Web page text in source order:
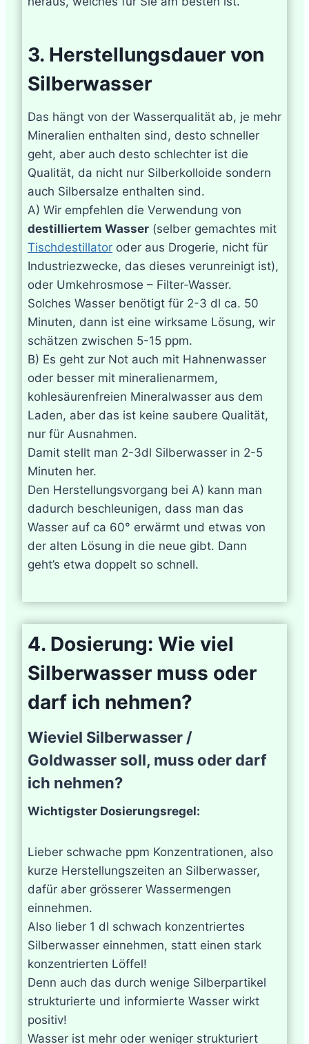
3. Herstellungsdauer von
Silberwasser
Das hängt von der Wasserqualität ab, je mehr
Mineralien enthalten sind, desto schneller
geht, aber auch desto schlechter ist die
Qualität, da nicht nur Silberkolloide sondern
auch Silbersalze enthalten sind.
A) Wir empfehlen die Verwendung von
destilliertem Wasser (selber gemachtes mit
Tischdestillator oder aus Drogerie, nicht für
Industriezwecke, das dieses verunreinigt ist),
oder Umkehrosmose – Filter-Wasser.
Solches Wasser benötigt für 2-3 dl ca. 50
Minuten, dann ist eine wirksame Lösung, wir
schätzen zwischen 5-15 ppm.
B) Es geht zur Not auch mit Hahnenwasser
oder besser mit mineralienarmem,
kohlesäurenfreien Mineralwasser aus dem
Laden, aber das ist keine saubere Qualität,
nur für Ausnahmen.
Damit stellt man 2-3dl Silberwasser in 2-5
Minuten her.
Den Herstellungsvorgang bei A) kann man
dadurch beschleunigen, dass man das
Wasser auf ca 60° erwärmt und etwas von
der alten Lösung in die neue gibt. Dann
geht’s etwa doppelt so schnell.
4. Dosierung: Wie viel
Silberwasser muss oder
darf ich nehmen?
Wieviel Silberwasser /
Goldwasser soll, muss oder darf
ich nehmen?
Wichtigster Dosierungsregel:
Lieber schwache ppm Konzentrationen, also
kurze Herstellungszeiten an Silberwasser,
dafür aber grösserer Wassermengen
einnehmen.
Also lieber 1 dl schwach konzentriertes
Silberwasser einnehmen, statt einen stark
konzentrierten Löffel!
Denn auch das durch wenige Silberpartikel
strukturierte und informierte Wasser wirkt
positiv!
Wasser ist mehr oder weniger strukturiert